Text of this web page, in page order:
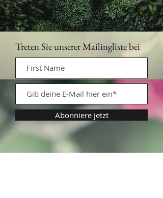
Treten Sie unserer Mailingliste bei
Abonniere jetzt